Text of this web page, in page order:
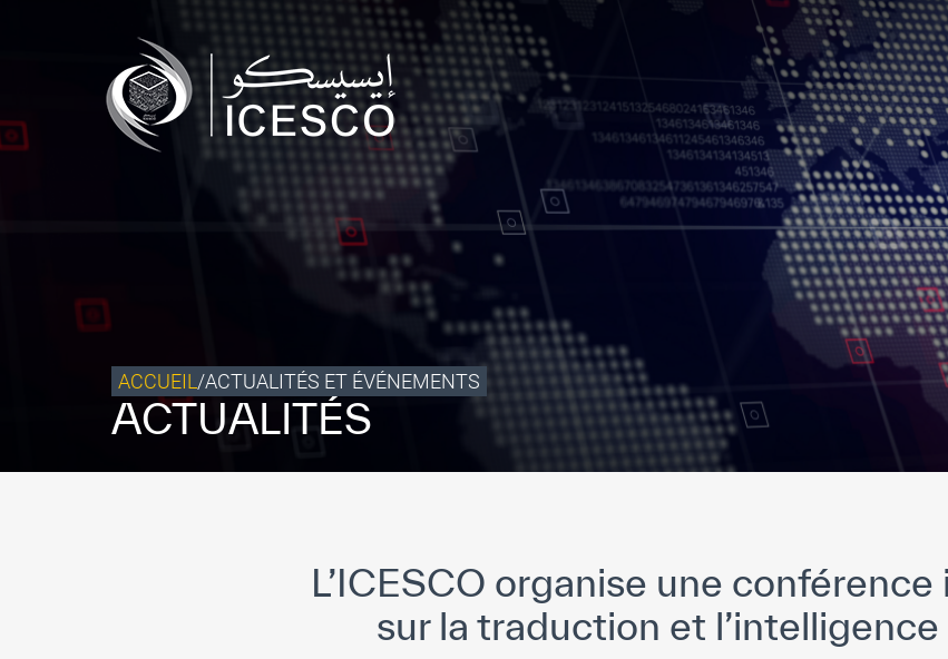
Qui sommes-nous ?
Ce que nous faisons
Notre impact
Données et perspectives
Centre des Médias
S’engager
Politique de confidentialité Politique et
ACCUEIL /ACTUALITÉS ET ÉVÉNEMENTS
ACTUALITÉS
L’ICESCO organise une
sur la traduction et